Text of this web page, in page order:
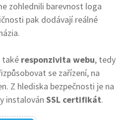
zohlednili barevnost loga
pak dodávají reálné
také responzivita webu, tedy
se zařízení, na
Z hlediska bezpečnosti je na
instalován SSL certifikát.